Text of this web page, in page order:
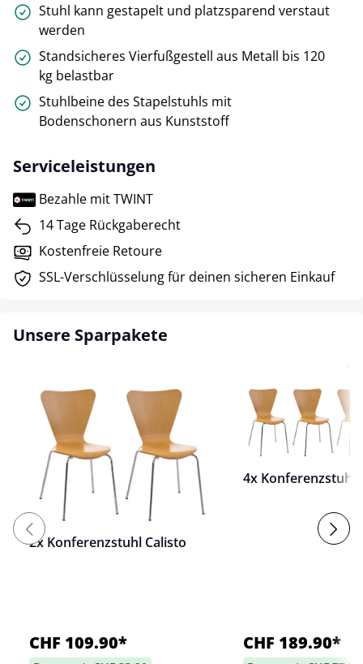
Stuhl kann gestapelt und platzsparend verstaut
werden
Standsicheres Vierfußgestell aus Metall bis 120
kg belastbar
Stuhlbeine des Stapelstuhls mit
Bodenschonern aus Kunststoff
Serviceleistungen
Bezahle mit TWINT
14 Tage Rückgaberecht
Kostenfreie Retoure
SSL-Verschlüsselung für deinen sicheren Einkauf
Unsere Sparpakete
2x Konferenzstuhl Calisto
CHF 109.90*
4x Konferenzstuhl
CHF 189.90*